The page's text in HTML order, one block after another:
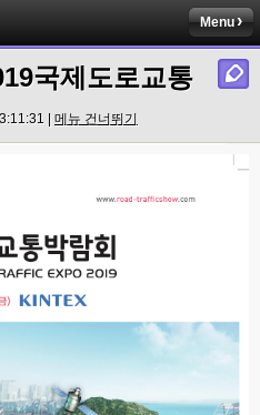
Menu
국제도로교통
| 메뉴 건너뛰기